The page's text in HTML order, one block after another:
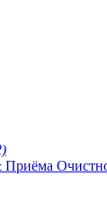
Приёма